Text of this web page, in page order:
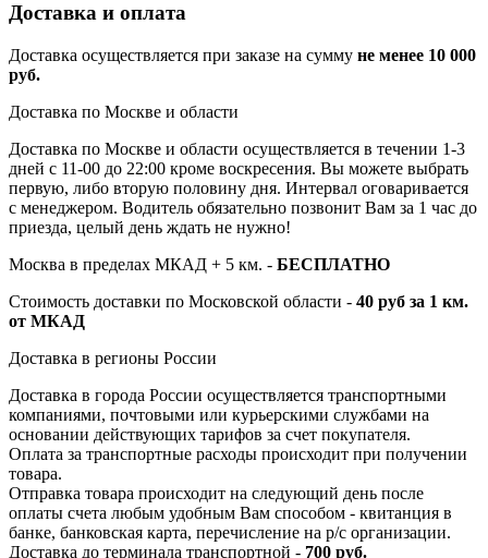
Доставка и оплата
Доставка осуществляется при заказе на сумму не менее 10 000
руб.
Доставка по Москве и области
Доставка по Москве и области осуществляется в течении 1-3
дней с 11-00 до 22:00 кроме воскресения. Вы можете выбрать
первую, либо вторую половину дня. Интервал оговаривается
с менеджером. Водитель обязательно позвонит Вам за 1 час до
приезда, целый день ждать не нужно!
Москва в пределах МКАД + 5 км. - БЕСПЛАТНО
Стоимость доставки по Московской области - 40 руб за 1 км.
от МКАД
Доставка в регионы России
Доставка в города России осуществляется транспортными
компаниями, почтовыми или курьерскими службами на
основании действующих тарифов за счет покупателя.
Оплата за транспортные расходы происходит при получении
товара.
Отправка товара происходит на следующий день после
оплаты счета любым удобным Вам способом - квитанция в
банке, банковская карта, перечисление на р/с организации.
Доставка до терминала транспортной - 700 руб.